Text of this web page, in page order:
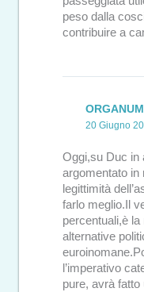
peso dalla
contribuire a
ORGANUM
20 Giugno
Oggi,su Duc in
argomentato in
legittimità
farlo meglio.Il
percentuali,è
alternative
l’imperativo
pure, avrà fatto